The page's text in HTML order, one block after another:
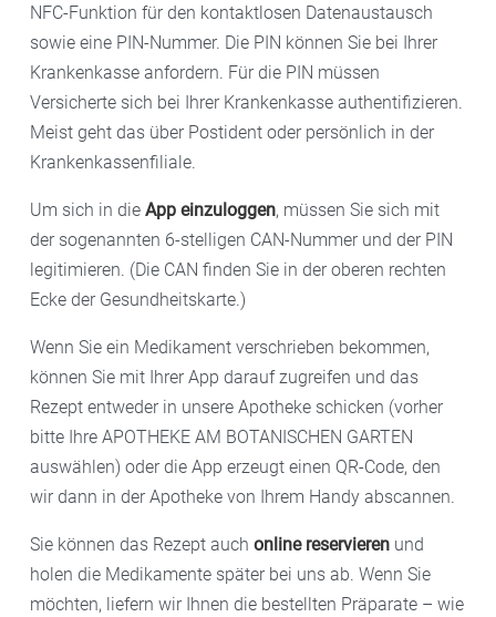
NFC-Funktion für den kontaktlosen Datenaustausch
sowie eine PIN-Nummer. Die PIN können Sie bei Ihrer
Krankenkasse anfordern. Für die PIN müssen
Versicherte sich bei Ihrer Krankenkasse authentifizieren.
Meist geht das über Postident oder persönlich in der
Krankenkassenfiliale.
Um sich in die App einzuloggen, müssen Sie sich mit
der sogenannten 6-stelligen CAN-Nummer und der PIN
legitimieren. (Die CAN finden Sie in der oberen rechten
Ecke der Gesundheitskarte.)
Wenn Sie ein Medikament verschrieben bekommen,
können Sie mit Ihrer App darauf zugreifen und das
Rezept entweder in unsere Apotheke schicken (vorher
bitte Ihre APOTHEKE AM BOTANISCHEN GARTEN
auswählen) oder die App erzeugt einen QR-Code, den
wir dann in der Apotheke von Ihrem Handy abscannen.
Sie können das Rezept auch online reservieren und
holen die Medikamente später bei uns ab. Wenn Sie
möchten, liefern wir Ihnen die bestellten Präparate – wie